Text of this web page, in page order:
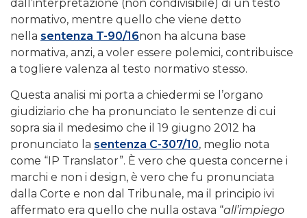
dall’interpretazione (non condivisibile) di un testo
normativo, mentre quello che viene detto
nella sentenza T-90/16non ha alcuna base
normativa, anzi, a voler essere polemici, contribuisce
a togliere valenza al testo normativo stesso.
Questa analisi mi porta a chiedermi se l’organo
giudiziario che ha pronunciato le sentenze di cui
sopra sia il medesimo che il 19 giugno 2012 ha
pronunciato la sentenza C-307/10, meglio nota
come “IP Translator”. È vero che questa concerne i
marchi e non i design, è vero che fu pronunciata
dalla Corte e non dal Tribunale, ma il principio ivi
affermato era quello che nulla ostava “all’impiego